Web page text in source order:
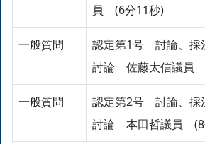
員 (6分11秒)
一般質問
認定第1号 討論、
討論 佐藤太信議員
一般質問
認定第2号 討論、
討論 本田哲議員 (8